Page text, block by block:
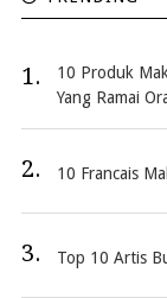
1.
10 Produk
Yang Ramai
2. 10 Francais
3. Top 10 Artis